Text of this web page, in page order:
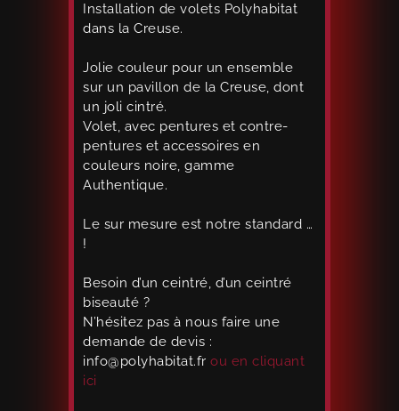
Installation de volets Polyhabitat
dans la Creuse.
Jolie couleur pour un ensemble
sur un pavillon de la Creuse, dont
un joli cintré.
Volet, avec pentures et contre-
pentures et accessoires en
couleurs noire, gamme
Authentique.
Le sur mesure est notre standard …
!
Besoin d’un ceintré, d’un ceintré
biseauté ?
N’hésitez pas à nous faire une
demande de devis :
info@polyhabitat.frou en cliquant
ici